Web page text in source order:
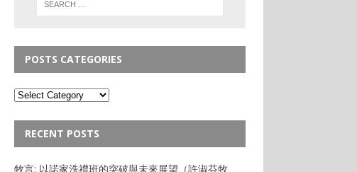
POSTS CATEGORIES
RECENT POSTS
牧言: 以諾家洗禮班的突破與未來展望（許淑芬牧